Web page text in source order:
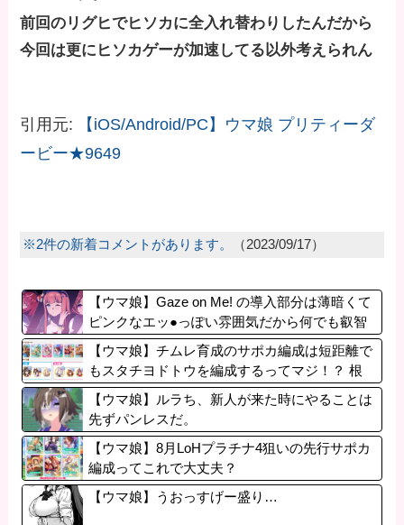
前回のリグヒでヒソカに全入れ替わりしたんだから
今回は更にヒソカゲーが加速してる以外考えられん
引用元:
【iOS/Android/PC】ウマ娘 プリティーダ
ービー★9649
※2件の新着コメントがあります。 （2023/09/17）
【ウマ娘】Gaze on Me! の導入部分は薄暗くて
ピンクなエッ●っぽい雰囲気だから何でも叡智
に見えるよね。
【ウマ娘】チムレ育成のサポカ編成は短距離で
もスタチヨドトウを編成するってマジ！？ 根
性サポカを編成していた意味…
【ウマ娘】ルラち、新人が来た時にやることは
先ずパンレスだ。
【ウマ娘】8月LoHプラチナ4狙いの先行サポカ
編成ってこれで大丈夫？
【ウマ娘】うおっすげー盛り…